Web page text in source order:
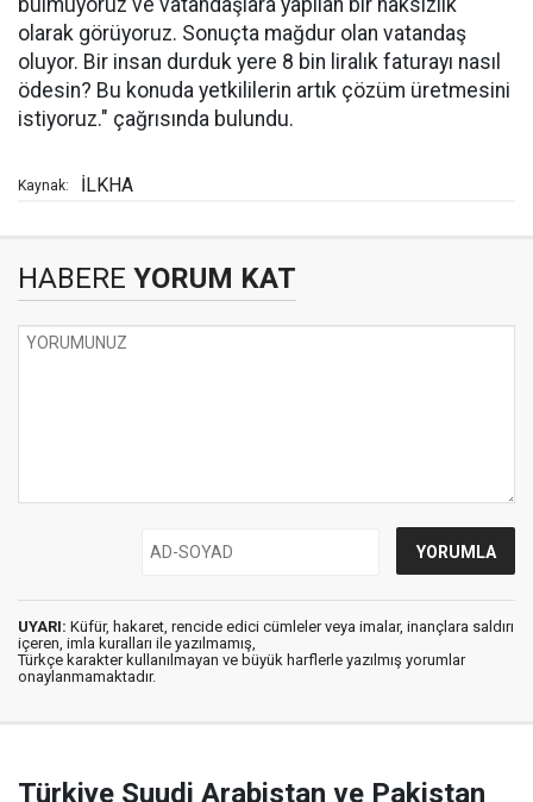
bulmuyoruz ve vatandaşlara yapılan bir haksızlık
olarak görüyoruz. Sonuçta mağdur olan vatandaş
oluyor. Bir insan durduk yere 8 bin liralık faturayı nasıl
ödesin? Bu konuda yetkililerin artık çözüm üretmesini
istiyoruz." çağrısında bulundu.
Kaynak: İLKHA
HABERE YORUM KAT
UYARI: Küfür, hakaret, rencide edici cümleler veya imalar, inançlara saldırı
içeren, imla kuralları ile yazılmamış,
Türkçe karakter kullanılmayan ve büyük harflerle yazılmış yorumlar
onaylanmamaktadır.
Türkiye Suudi Arabistan ve Pakistan